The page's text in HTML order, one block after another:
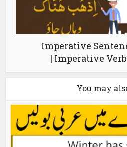
Imperative
| Imperative
You may